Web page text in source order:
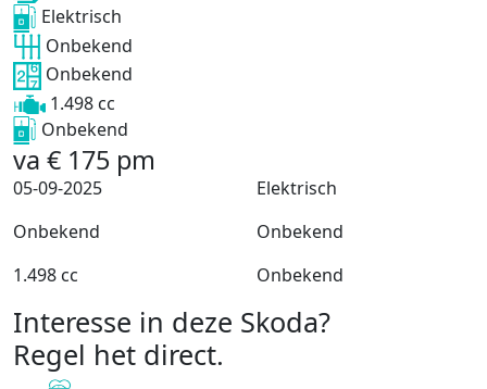
Elektrisch
Onbekend
Onbekend
1.498 cc
Onbekend
va € 175 pm
05-09-2025
Elektrisch
Onbekend
Onbekend
1.498 cc
Onbekend
Interesse in deze Skoda?
Regel het direct.